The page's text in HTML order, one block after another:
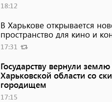
18:12
В Харькове открывается
пространство для кино и
17:31
Государству вернули землю
Харьковской области со
городищем
17:15